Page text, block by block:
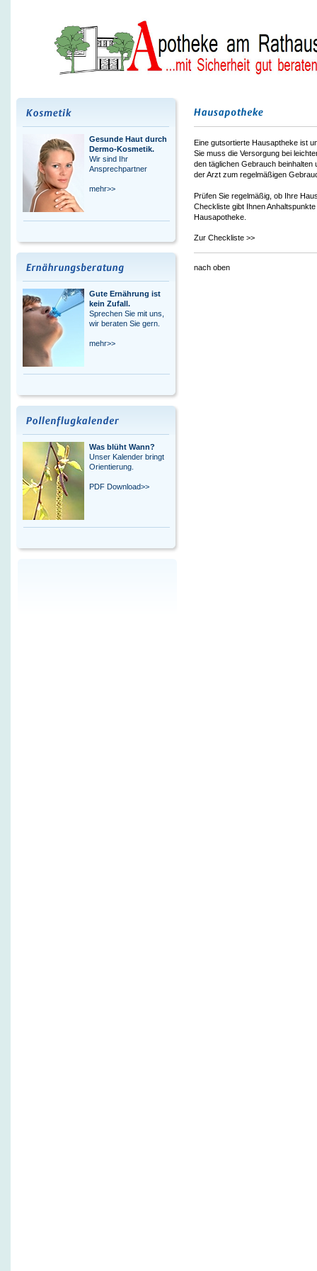
Gesunde Haut durch
Dermo-Kosmetik.
Wir sind Ihr
Ansprechpartner
mehr>>
Gute Ernährung ist
kein Zufall.
Sprechen Sie mit uns,
wir beraten Sie gern.
mehr>>
Was blüht Wann?
Unser Kalender bringt
Orientierung.
PDF Download>>
Eine gutsortierte Hausaptheke ist
Sie muss die Versorgung bei
den täglichen Gebrauch beinhalten
der Arzt zum regelmäßigen
Prüfen Sie regelmäßig, ob Ihre
Checkliste gibt Ihnen
Hausapotheke.
Zur Checkliste >>
nach oben